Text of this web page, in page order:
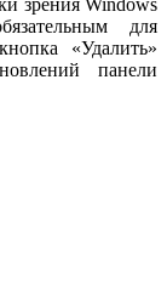
для
«Удалить»
панели